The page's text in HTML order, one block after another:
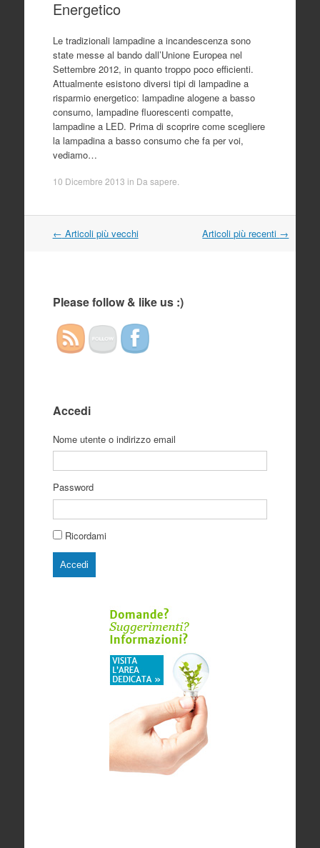
Energetico
Le tradizionali lampadine a incandescenza sono
state messe al bando dall’Unione Europea nel
Settembre 2012, in quanto troppo poco efficienti.
Attualmente esistono diversi tipi di lampadine a
risparmio energetico: lampadine alogene a basso
consumo, lampadine fluorescenti compatte,
lampadine a LED. Prima di scoprire come scegliere
la lampadina a basso consumo che fa per voi,
vediamo…
10 Dicembre 2013 in Da sapere
Navigazione
← Articoli più vecchi Articoli più recenti →
Please follow & like us :)
Accedi
Nome utente o indirizzo email
Password
Ricordami
Accedi